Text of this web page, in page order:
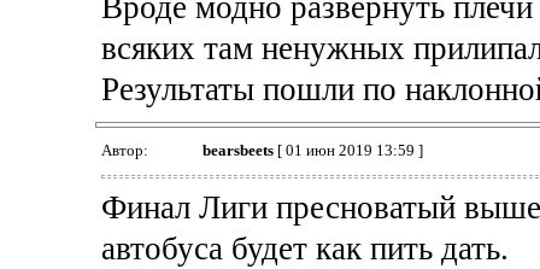
Вроде модно развернуть плечи
всяких там ненужных
Результаты пошли по
Автор: bearsbeets[ 01 июн 2019 13:59 ]
Финал Лиги пресноватый
автобуса будет как пить дать.